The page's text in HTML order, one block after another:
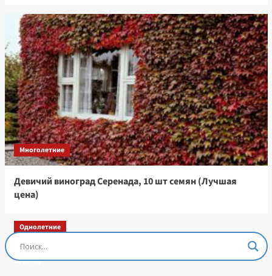
Многолетние
Девичий виноград Серенада, 10 шт семян (Лучшая
цена)
Однолетние
Остеоспермум Пэшн Роуз, 3 шт семян (Лучшая
цена)